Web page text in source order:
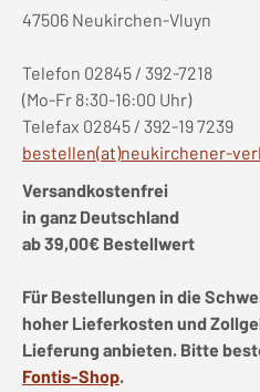
47506 Neukirchen-Vluyn
Telefon 02845 / 392-7218
(Mo-Fr 8:30-16:00 Uhr)
Telefax 02845 / 392-19 7239
bestellen(at)neukirchener-
Versandkostenfrei
in ganz Deutschland
ab 39,00€ Bestellwert
Für Bestellungen in die
hoher Lieferkosten und
Lieferung anbieten. Bitte
Fontis-Shop.